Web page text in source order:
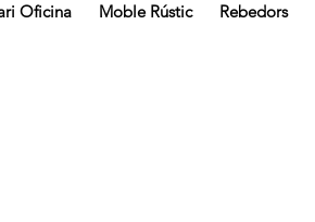
Oficina Moble Rústic Rebedors